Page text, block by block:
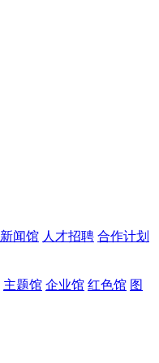
新闻馆 人才招聘 合作计划
主题馆 企业馆 红色馆 图